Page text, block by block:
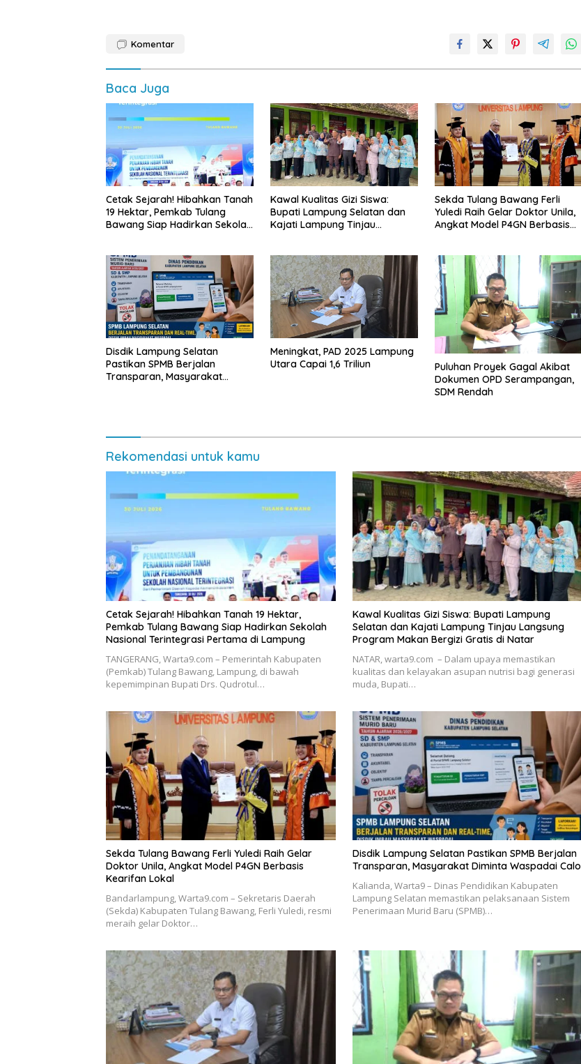
Komentar
Baca Juga
Cetak Sejarah! Hibahkan Tanah
19 Hektar, Pemkab Tulang
Bawang Siap Hadirkan Sekolah
Kawal Kualitas Gizi Siswa:
Bupati Lampung Selatan dan
Kajati Lampung Tinjau
Sekda Tulang Bawang Ferli
Yuledi Raih Gelar Doktor Unila,
Angkat Model P4GN Berbasis
Disdik Lampung Selatan
Pastikan SPMB Berjalan
Transparan, Masyarakat
Meningkat, PAD 2025 Lampung
Utara Capai 1,6 Triliun
Puluhan Proyek Gagal Akibat
Dokumen OPD Serampangan,
SDM Rendah
Rekomendasi untuk kamu
Cetak Sejarah! Hibahkan Tanah 19 Hektar,
Pemkab Tulang Bawang Siap Hadirkan Sekolah
Nasional Terintegrasi Pertama di Lampung
​TANGERANG, Warta9.com – Pemerintah Kabupaten
(Pemkab) Tulang Bawang, Lampung, di bawah
kepemimpinan Bupati Drs. Qudrotul…
Kawal Kualitas Gizi Siswa: Bupati Lampung
Selatan dan Kajati Lampung Tinjau Langsung
Program Makan Bergizi Gratis di Natar
NATAR, warta9.com – Dalam upaya memastikan
kualitas dan kelayakan asupan nutrisi bagi generasi
muda, Bupati…
Sekda Tulang Bawang Ferli Yuledi Raih Gelar
Doktor Unila, Angkat Model P4GN Berbasis
Kearifan Lokal
Bandarlampung, Warta9.com – Sekretaris Daerah
(Sekda) Kabupaten Tulang Bawang, Ferli Yuledi, resmi
meraih gelar Doktor…
Disdik Lampung Selatan Pastikan SPMB Berjalan
Transparan, Masyarakat Diminta Waspadai Calo
Kalianda, Warta9 – Dinas Pendidikan Kabupaten
Lampung Selatan memastikan pelaksanaan Sistem
Penerimaan Murid Baru (SPMB)…